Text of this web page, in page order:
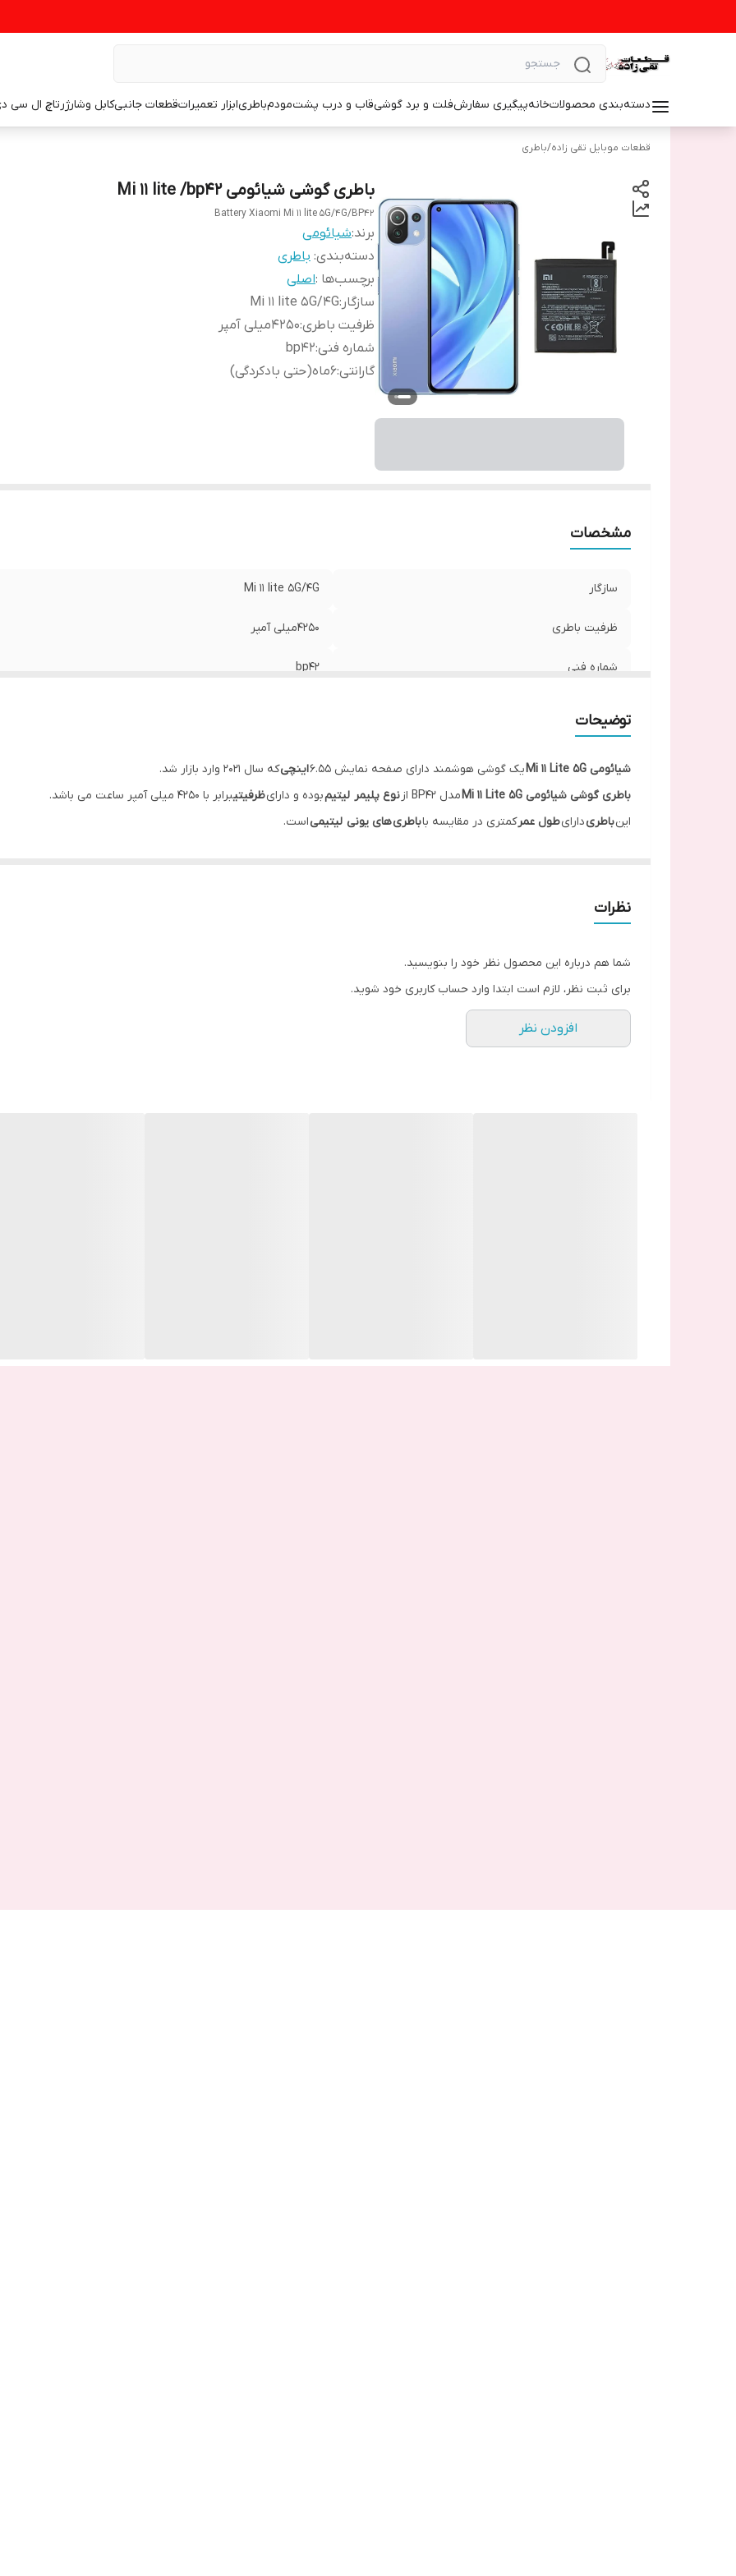
دسته‌بندی محصولاتخانهپیگیری سفارشفلت و برد گوشیقاب و درب پشتمودمباطریابزار تعمیراتقطعات جانبیکابل وشارژرتاچ ال سی
قطعات موبایل تقی زاده/باطری
باطری گوشی شیائومی Mi 11 lite /bp42
Battery Xiaomi Mi 11 lite 5G/4G/BP42
برند:شیائومی
دسته‌بندی: باطری
برچسب‌ها :اصلی
سازگار :
Mi 11 lite 5G/4G
ظرفیت باطری:۴۲۵۰میلی آمپر
شماره فنی:
bp42
گارانتی:۶ماه(حتی بادکردگی)
مشخصات
سازگار Mi 11 lite 5G/4G
ظرفیت باطری ۴۲۵۰میلی آمپر
شماره فنی bp42
توضیحات
شیائومی Mi 11 Lite 5G یک گوشی هوشمند دارای صفحه نمایش 6.55 اینچیکه سال 2021 وارد بازار شد.
باطری گوشی شیائومی Mi 11 Lite 5G
مدل BP42 از نوع پلیمر لیتیمبوده و دارایظرفیتیبرابر با 4250 میلی آمپر ساعت می باشد.
اینباطریدارایطول عمرکمتری در مقایسه باباطری های یونی لیتیمیاست.
نظرات
شما هم درباره این محصول نظر خود را بنویسید.
برای ثبت نظر، لازم است ابتدا وارد حساب کاربری خود شوید.
افزودن نظر